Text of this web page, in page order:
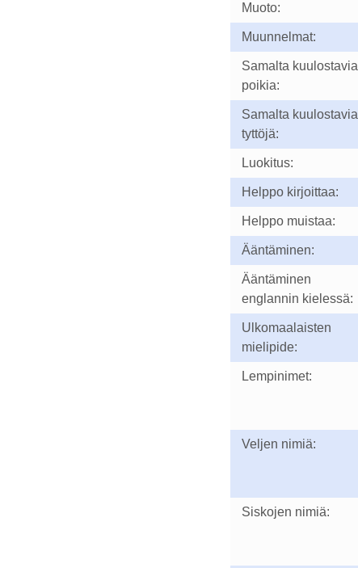
Muoto:
Muunnelmat:
Samalta kuulostavia
poikia:
Samalta kuulostavia
tyttöjä:
Luokitus:
Helppo kirjoittaa:
Helppo muistaa:
Ääntäminen:
Ääntäminen
englannin kielessä:
Ulkomaalaisten
mielipide:
Lempinimet:
Veljen nimiä:
Siskojen nimiä: